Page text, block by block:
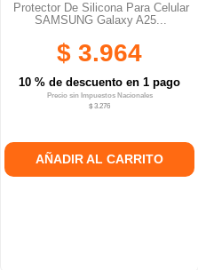
Protector De Silicona Para Celular
SAMSUNG Galaxy A25...
$ 3.964
10 % de descuento en 1 pago
Precio sin Impuestos Nacionales
$ 3.276
AÑADIR AL CARRITO